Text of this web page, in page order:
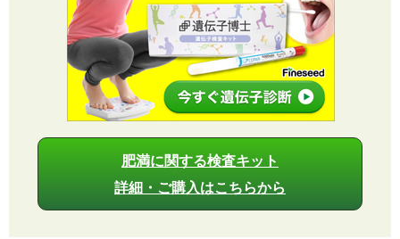
肥満に関する検査キット
詳細・ご購入はこちらから